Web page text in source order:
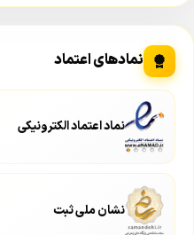
نمادهای اعتماد
نماد اعتماد الکترونیکی
نشان ملی ثبت